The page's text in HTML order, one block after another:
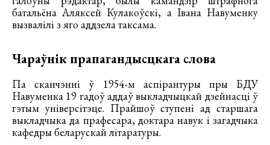
батальёна Аляксей Кулакоўскі, а Івана Навуменку
вызвалілі з яго аддзела таксама.
Чараўнік прапагандысцкага слова
Па сканчэнні ў 1954-м аспірантуры пры БДУ
Навуменка 19 гадоў аддаў выкладчыцкай дзейнасці ў
гэтым універсітэце. Прайшоў ступені ад старшага
выкладчыка да прафесара, доктара навук і загадчыка
кафедры беларускай літаратуры.